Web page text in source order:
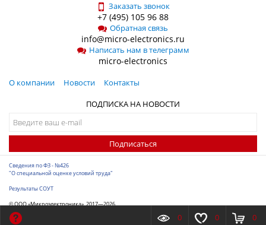
Заказать звонок
+7 (495) 105 96 88
Обратная связь
info@micro-electronics.ru
Написать нам в телеграмм
micro-electronics
О компании Новости
Контакты
ПОДПИСКА НА НОВОСТИ
Подписаться
Сведения по ФЗ - №426
"О специальной оценке условий труда"
Результаты СОУТ
© ООО «Микроэлектроника», 2017—2026
Разработка сайта
0 0 0